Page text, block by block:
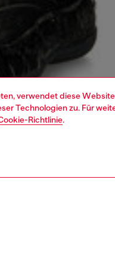
verwendet diese
Technologien zu. Für
Richtlinie.